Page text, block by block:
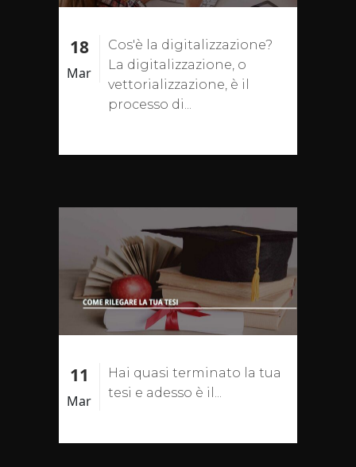
18
Mar
Cos'è la digitalizzazione?
La digitalizzazione, o
vettorializzazione, è il
processo di...
11
Mar
Hai quasi terminato la tua
tesi e adesso è il...